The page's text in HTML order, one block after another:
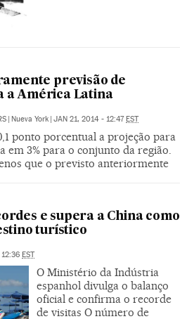
previsão de
a América Latina
| Nueva York | JAN 21, 2014 - 12:47EST
ponto porcentual a projeção para
em 3% para o conjunto da região.
que o previsto anteriormente
e supera a China como
turístico
EST
O Ministério da Indústria
espanhol divulga o balanço
oficial e confirma o recorde
de visitas O número de